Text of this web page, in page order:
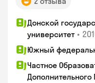
Донской
университет •
Южный
Частное